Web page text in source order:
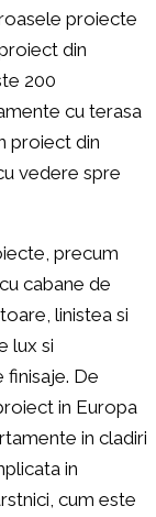
proiecte
din
200
cu terasa
proiect din
vedere spre
precum
cabane de
linistea si
lux si
De
in Europa
in cladiri
in
cum este